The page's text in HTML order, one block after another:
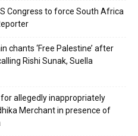
Congress to force South Africa
chants ‘Free Palestine’ after
Rishi Sunak, Suella
allegedly inappropriately
Merchant in presence of